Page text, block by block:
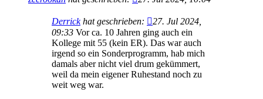
Derrickhat geschrieben:
27. Jul 2024,
09:33 Vor ca. 10 Jahren ging auch ein
Kollege mit 55 (kein ER). Das war auch
irgend so ein Sonderprogramm, hab mich
damals aber nicht viel drum gekümmert,
weil da mein eigener Ruhestand noch zu
weit weg war.